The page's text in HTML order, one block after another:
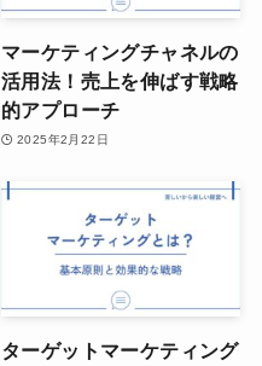
マーケティングチャネルの
活用法！売上を伸ばす戦略
的アプローチ
2025年2月22日
ターゲットマーケティング